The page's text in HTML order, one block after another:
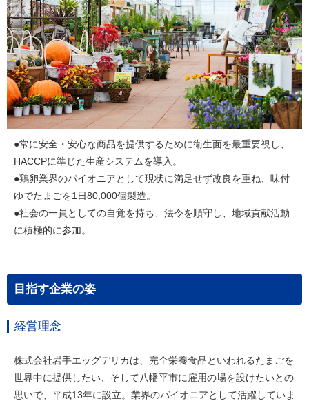
●常に安全・安心な商品を提供するために衛生面を最重要視し、
HACCPに準じた生産システムを導入。
●鶏卵業界のパイオニアとして現状に満足せず改良を重ね、味付
ゆでたまごを1日80,000個製造。
●社会の一員としての自覚を持ち、法令を順守し、地域貢献活動
に積極的に参加。
目指す企業の姿
経営理念
株式会社岩手エッグデリカは、完全栄養食品といわれるたまごを
世界中に提供したい、そして八幡平市に雇用の場を設けたいとの
思いで、平成13年に設立。業界のパイオニアとして活躍していま